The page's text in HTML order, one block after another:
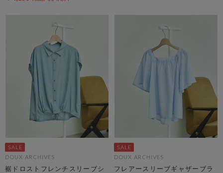
DOUX ARCHIVES
裾ドロストフレンチスリーブシ
DOUX ARCHIVES
フレアースリーブギャザーブラ